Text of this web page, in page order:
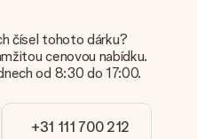
správnou kvalitu?
vysoce kvalitní
snímku, kontaktujte
spolu s dárkem,
čísel tohoto dárku?
cenovou nabídku.
od 8:30 do 17:00.
+31 111 700 212